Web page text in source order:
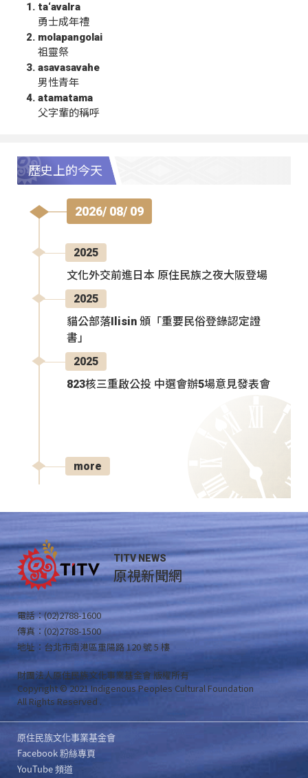
ta‘avalra
勇士成年禮
molapangolai
祖靈祭
asavasavahe
男性青年
atamatama
父字輩的稱呼
歷史上的今天
2026/ 08/ 09
2025
文化外交前進日本 原住民族之夜大阪登場
2025
貓公部落Ilisin 頒「重要民俗登錄認定證
書」
2025
823核三重啟公投 中選會辦5場意見發表會
more
TITV NEWS
原視新聞網
電話：(02)2788-1600
傳真：(02)2788-1500
地址：台北市南港區重陽路 120 號 5 樓
財團法人原住民族文化事業基金會 版權所有
Copyright © 2021 Indigenous Peoples Cultural Foundation
All Rights Reserved .
原住民族文化事業基金會
Facebook 粉絲專頁
YouTube 頻道